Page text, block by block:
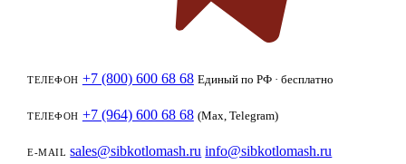
ТЕЛЕФОН +7 (800) 600 68 68 Единый по РФ · бесплатно
ТЕЛЕФОН +7 (964) 600 68 68 (Max, Telegram)
E-MAIL sales@sibkotlomash.ru info@sibkotlomash.ru